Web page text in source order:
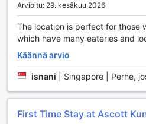
uintiin että rauhoittumiseen.
aurinkotuoleja, joissa voit
Jakartan säästä. Tämä
tekee Ascott Kuningan Jakarta -
valinnan kaikille, jotka arvostavat
lomamatkansa aikana.
Ascott Kuningan Jakarta -
Arvioitu: 29. kesäkuu 2026
The location is perfect for those
which have many eateries and
Käännä arvio
isnani Singapore | Perhe,
First Time Stay at Ascott